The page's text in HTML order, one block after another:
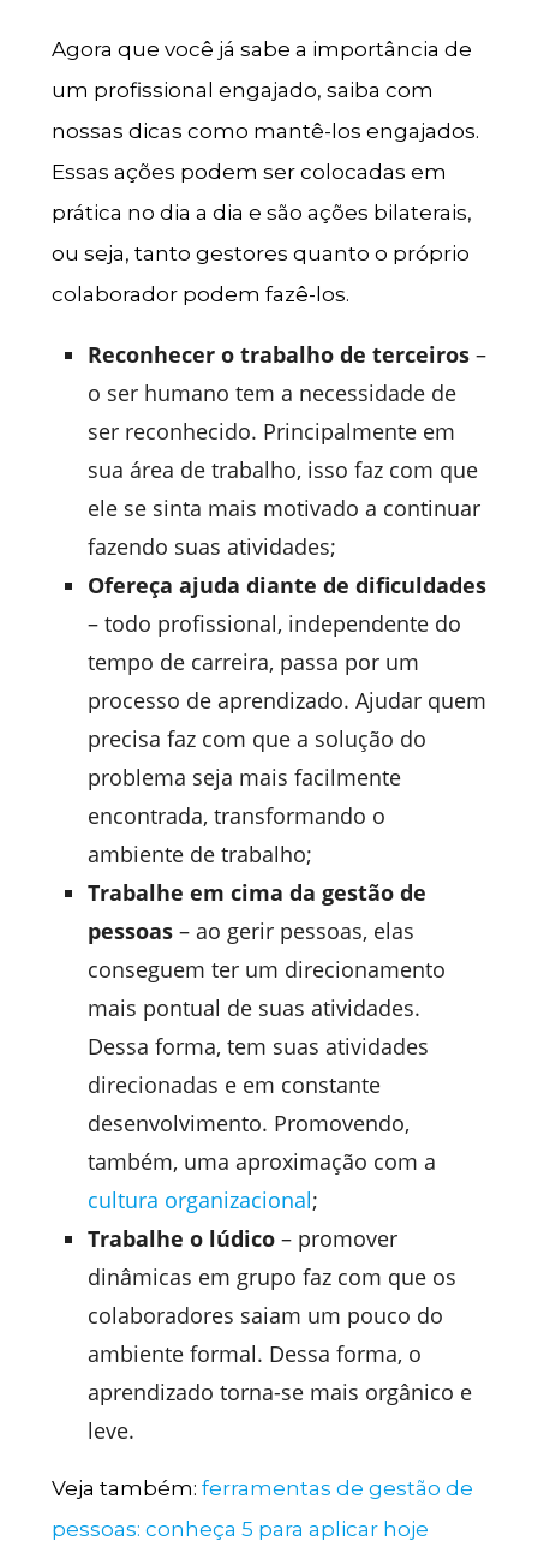
Agora que você já sabe a importância de
um profissional engajado, saiba com
nossas dicas como mantê-los engajados.
Essas ações podem ser colocadas em
prática no dia a dia e são ações bilaterais,
ou seja, tanto gestores quanto o próprio
colaborador podem fazê-los.
Reconhecer o trabalho de terceiros–
o ser humano tem a necessidade de
ser reconhecido. Principalmente em
sua área de trabalho, isso faz com que
ele se sinta mais motivado a continuar
fazendo suas atividades;
Ofereça ajuda diante de dificuldades
– todo profissional, independente do
tempo de carreira, passa por um
processo de aprendizado. Ajudar quem
precisa faz com que a solução do
problema seja mais facilmente
encontrada, transformando o
ambiente de trabalho;
Trabalhe em cima da gestão de
pessoas – ao gerir pessoas, elas
conseguem ter um direcionamento
mais pontual de suas atividades.
Dessa forma, tem suas atividades
direcionadas e em constante
desenvolvimento. Promovendo,
também, uma aproximação com a
cultura organizacional;
Trabalhe o lúdico– promover
dinâmicas em grupo faz com que os
colaboradores saiam um pouco do
ambiente formal. Dessa forma, o
aprendizado torna-se mais orgânico e
leve.
Veja também: ferramentas de gestão de
pessoas: conheça 5 para aplicar hoje